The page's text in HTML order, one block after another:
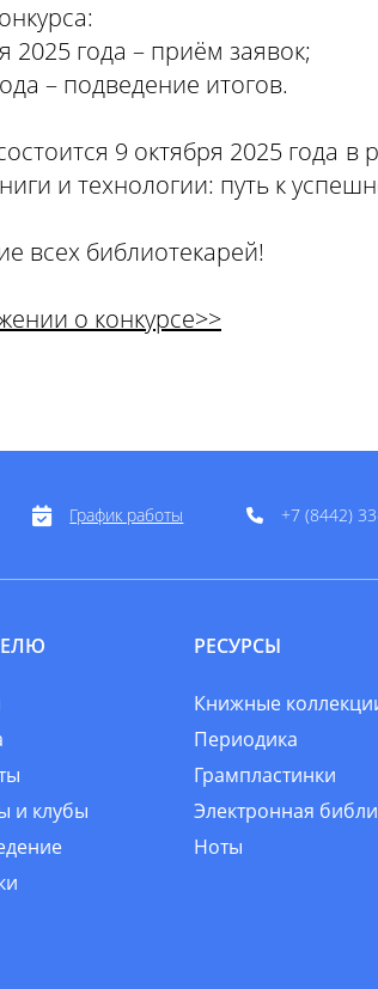
2025 года – приём заявок;
– подведение итогов.
9 октября 2025 года
и технологии: путь к
всех библиотекарей!
о конкурсе>>
График работы +7 (8442)
и клубы
РЕСУРСЫ
Книжные
Периодика
Грампластинки
Электронная
Ноты